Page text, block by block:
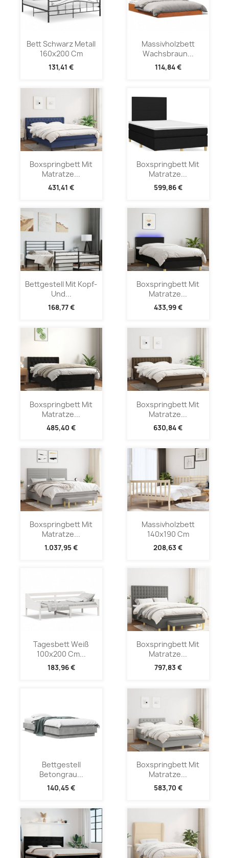
Bett Schwarz Metall
160x200 Cm
131,41 €
Massivholzbett
Wachsbraun...
114,84 €
Boxspringbett Mit
Matratze...
431,41 €
Boxspringbett Mit
Matratze...
599,86 €
Bettgestell Mit Kopf-
Und...
168,77 €
Boxspringbett Mit
Matratze...
433,99 €
Boxspringbett Mit
Matratze...
485,40 €
Boxspringbett Mit
Matratze...
630,84 €
Boxspringbett Mit
Matratze...
1.037,95 €
Massivholzbett
140x190 Cm
208,63 €
Tagesbett Weiß
100x200 Cm...
183,96 €
Boxspringbett Mit
Matratze...
797,83 €
Bettgestell
Betongrau...
140,45 €
Boxspringbett Mit
Matratze...
583,70 €